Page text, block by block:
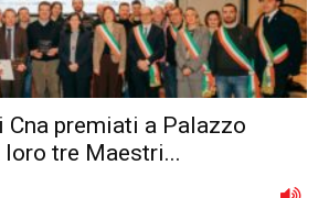
Cna premiati a Palazzo
tre Maestri...